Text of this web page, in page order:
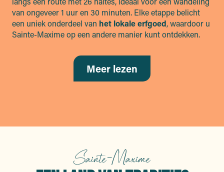
van ongeveer 1 uur en 30 minuten. Elke etappe belicht
een uniek onderdeel van het lokale erfgoed, waardoor u
Sainte-Maxime op een andere manier kunt ontdekken.
Meer lezen
Sainte-Maxime